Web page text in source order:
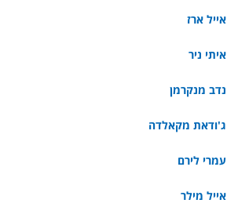
אייל ארז
איתי ניר
נדב מנקרמן
ג'ודאת מקאלדה
עמרי לירם
אייל מילר